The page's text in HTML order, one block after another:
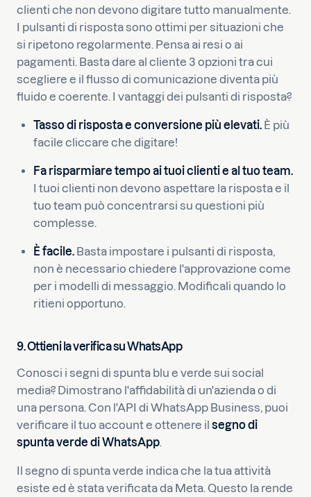
clienti che non devono digitare tutto manualmente.
I pulsanti di risposta sono ottimi per situazioni che
si ripetono regolarmente. Pensa ai resi o ai
pagamenti. Basta dare al cliente 3 opzioni tra cui
scegliere e il flusso di comunicazione diventa più
fluido e coerente. I vantaggi dei pulsanti di risposta?
Tasso di risposta e conversione più elevati. È più
facile cliccare che digitare!
Fa risparmiare tempo ai tuoi clienti e al tuo team.
I tuoi clienti non devono aspettare la risposta e il
tuo team può concentrarsi su questioni più
complesse.
È facile. Basta impostare i pulsanti di risposta,
non è necessario chiedere l'approvazione come
per i modelli di messaggio. Modificali quando lo
ritieni opportuno.
9.Ottieni la verifica su WhatsApp
Conosci i segni di spunta blu e verde sui social
media? Dimostrano l'affidabilità di un'azienda o di
una persona. Con l'API di WhatsApp Business, puoi
verificare il tuo account e ottenere il segno di
spunta verde di WhatsApp.
Il segno di spunta verde indica che la tua attività
esiste ed è stata verificata da Meta. Questo la rende